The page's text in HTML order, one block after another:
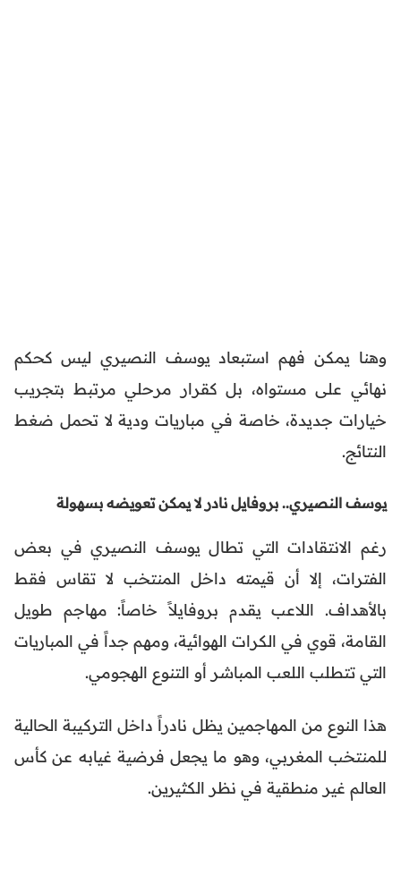
وهنا يمكن فهم استبعاد يوسف النصيري ليس كحكم
نهائي على مستواه، بل كقرار مرحلي مرتبط بتجريب
خيارات جديدة، خاصة في مباريات ودية لا تحمل ضغط
النتائج.
يوسف النصيري.. بروفايل نادر لا يمكن تعويضه بسهولة
رغم الانتقادات التي تطال يوسف النصيري في بعض
الفترات، إلا أن قيمته داخل المنتخب لا تقاس فقط
بالأهداف. اللاعب يقدم بروفايلاً خاصاً: مهاجم طويل
القامة، قوي في الكرات الهوائية، ومهم جداً في المباريات
التي تتطلب اللعب المباشر أو التنوع الهجومي.
هذا النوع من المهاجمين يظل نادراً داخل التركيبة الحالية
للمنتخب المغربي، وهو ما يجعل فرضية غيابه عن كأس
العالم غير منطقية في نظر الكثيرين.